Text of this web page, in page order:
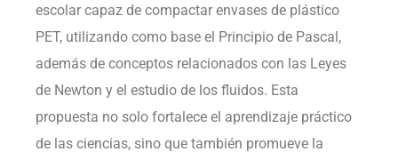
escolar capaz de compactar envases de plástico
PET, utilizando como base el Principio de Pascal,
además de conceptos relacionados con las Leyes
de Newton y el estudio de los fluidos. Esta
propuesta no solo fortalece el aprendizaje práctico
de las ciencias, sino que también promueve la